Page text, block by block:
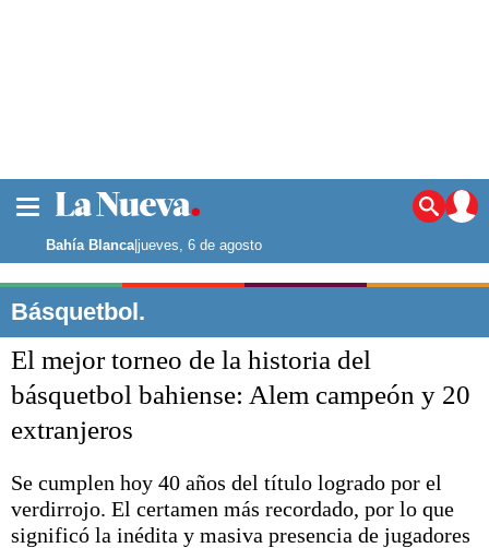
Noticias
La ciudad
Punta Alta
El mundo
Seguridad
Deportes
Liga del Sur
Básquetbol
Fútbol
Bahía Blanca|jueves, 6 de agosto
Básquetbol.
El mejor torneo de la historia del
básquetbol bahiense: Alem campeón y 20
extranjeros
Se cumplen hoy 40 años del título logrado por el
verdirrojo. El certamen más recordado, por lo que
significó la inédita y masiva presencia de jugadores